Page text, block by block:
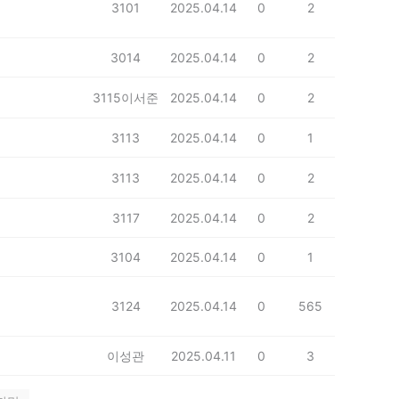
3101 2025.04.14 0 2
3014 2025.04.14 0 2
3115이서준 2025.04.14 0 2
3113 2025.04.14 0 1
3113 2025.04.14 0 2
3117 2025.04.14 0 2
3104 2025.04.14 0 1
3124 2025.04.14 0 565
이성관 2025.04.11 0 3